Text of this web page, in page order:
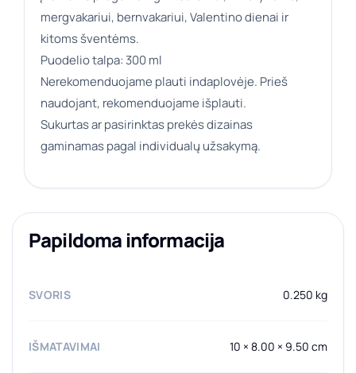
mergvakariui, bernvakariui, Valentino dienai ir
kitoms šventėms.
Puodelio talpa: 300 ml
Nerekomenduojame plauti indaplovėje. Prieš
naudojant, rekomenduojame išplauti.
Sukurtas ar pasirinktas prekės dizainas
gaminamas pagal individualų užsakymą.
Papildoma informacija
SVORIS 0.250 kg
IŠMATAVIMAI 10 × 8.00 × 9.50 cm